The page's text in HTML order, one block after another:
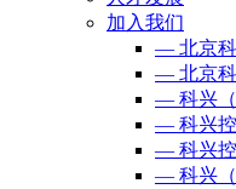
加入我们
— 北京科
— 北京科
— 科兴（
— 科兴控
— 科兴控
— 科兴（